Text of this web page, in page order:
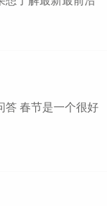
答 春节是一个很好